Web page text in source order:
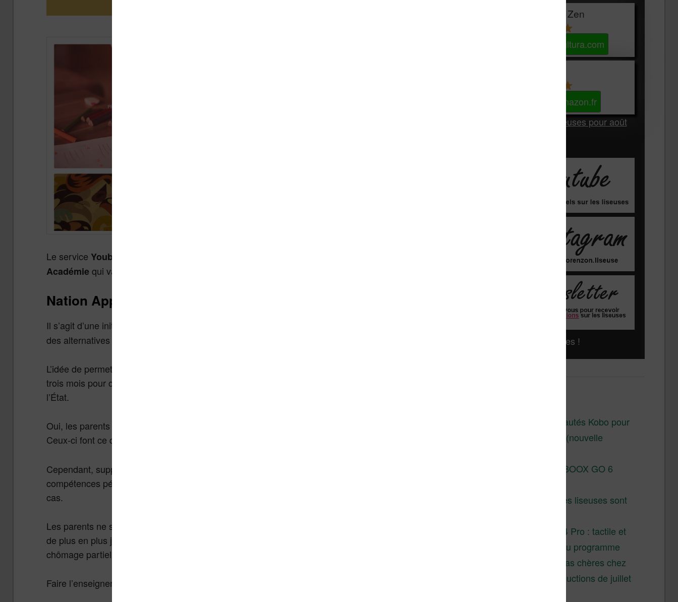
Le service Youboox
Académie qui va permettre d’aider les élèves du primaire au lycée à apprendre et réviser.
Nation Apprenante : de la théorie à la difficile pratique
Il s’agit d’une initiative liée à
des alternatives à l’école pendant le confinement.
L’idée de permettre d’éviter un décrochage scolaire pendant cette période qui va durer au moins
trois mois pour certains élèves est intéressante, même si l’on peut déplorer le peu d’implication de
l’État.
Oui, les parents reçoivent bien des nouvelles des professeurs (exercices à imprimer, conseils, etc).
Ceux-ci font ce qu’ils peuvent avec les outils qu’ils ont (ou qu’on a bien voulu leur donner).
Cependant, supposer que c’est suffisant, c’est aussi supposer qu’un parent a les mêmes
compétences pédagogiques qu’un enseignant ce qui, on l’admet volontiers, n’est que rarement le
cas.
Les parents ne sont donc pas des enseignants, n’ont souvent pas la bonne pédagogie et doivent
de plus en plus jongler au quotidien avec le télétravail forcé (ou non), leur emploi menacé, le
chômage partiel et la maladie (de près ou de loin).
Faire l’enseignement à la maison est tout sauf facile en période de confinement.
Vivlio Light Zen
Voir sur Cultura.com
Voir sur Amazon.fr
Les Meilleures liseuses pour août
Liseuses pas chères !
Les nouveautés Kobo pour
la fin 2026 (nouvelle
Test de la BOOX GO 6
Pourquoi les liseuses sont
XTEINK X4 Pro : tactile et
éclairage au programme
Liseuses pas chères chez
Vivlio – réductions de juillet